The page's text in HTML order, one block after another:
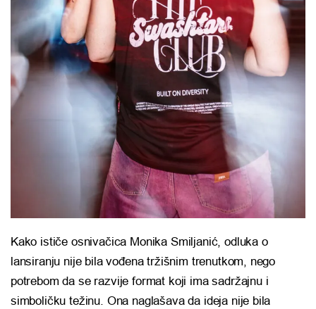
Kako ističe osnivačica Monika Smiljanić, odluka o
lansiranju nije bila vođena tržišnim trenutkom, nego
potrebom da se razvije format koji ima sadržajnu i
simboličku težinu. Ona naglašava da ideja nije bila